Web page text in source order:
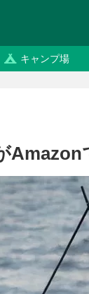
キャンプ場
Amazon